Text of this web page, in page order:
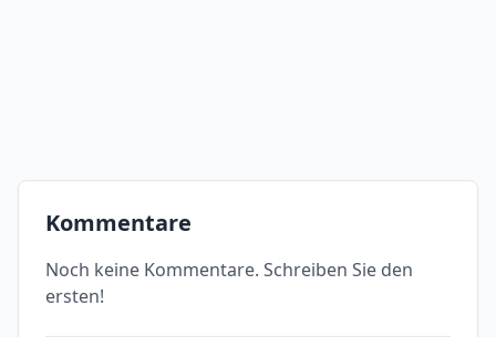
Kommentare
Noch keine Kommentare. Schreiben Sie den
ersten!